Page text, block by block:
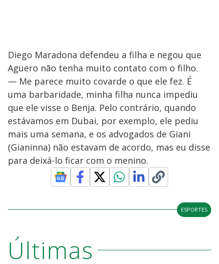
Diego Maradona defendeu a filha e negou que
Agüero não tenha muito contato com o filho.
— Me parece muito covarde o que ele fez. É
uma barbaridade, minha filha nunca impediu
que ele visse o Benja. Pelo contrário, quando
estávamos em Dubai, por exemplo, ele pediu
mais uma semana, e os advogados de Giani
(Gianinna) não estavam de acordo, mas eu disse
para deixá-lo ficar com o menino.
ESPORTES
Últimas